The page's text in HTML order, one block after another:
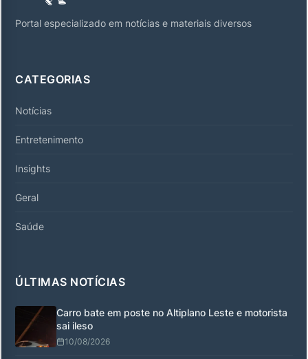
Portal especializado em notícias e materiais diversos
CATEGORIAS
Notícias
Entretenimento
Insights
Geral
Saúde
ÚLTIMAS NOTÍCIAS
Carro bate em poste no Altiplano Leste e motorista
sai ileso
10/08/2026